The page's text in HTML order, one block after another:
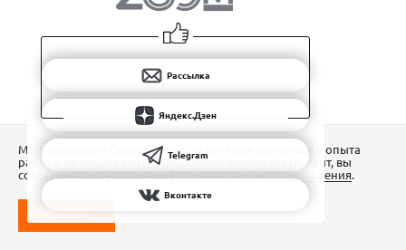
Рассылка
Яндекс.Дзен
Telegram
Вконтакте
Мы используем Сookies для обеспечения наилучшего опыта
работы на нашем сайте. Продолжая использовать сайт, вы
соглашаетесь с условиямиПользовательского соглашения.
ПОНЯТНО